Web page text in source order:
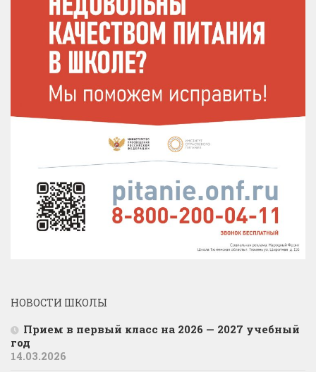
НОВОСТИ ШКОЛЫ
Прием в первый класс на 2026 — 2027 учебный
год
14.03.2026